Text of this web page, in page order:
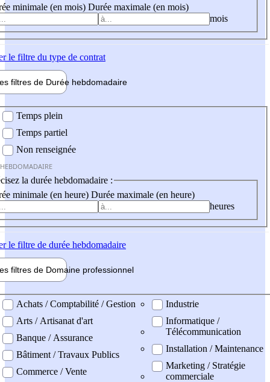
minimale (en mois) Durée maximale (en mois)
mois
le filtre du type de contrat
filtres de Durée hebdomadaire
Temps plein
Temps partiel
Non renseignée
la durée hebdomadaire :
minimale (en heure) Durée maximale (en heure)
heures
le filtre de durée hebdomadaire
filtres de Domaine professionnel
professionel
Achats / Comptabilité / Gestion
Arts / Artisanat d'art
Banque / Assurance
Bâtiment / Travaux Publics
Commerce / Vente
Industrie
Informatique /
Télécommunication
Installation / Maintenance
Marketing / Stratégie
commerciale